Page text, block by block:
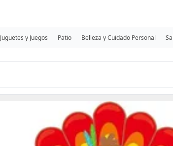
Juguetes y Juegos Patio Belleza y Cuidado Personal